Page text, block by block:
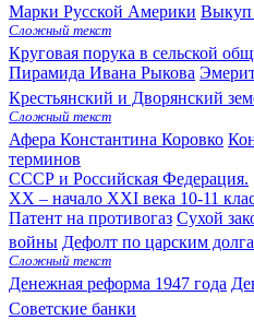
Марки Русской Америки Выкуп
Сложный текст
Круговая порука в сельской
Пирамида Ивана Рыкова
Крестьянский и Дворянский
Сложный текст
Афера Константина Коровко
терминов
СССР и Российская Федерация.
XX – начало XXI века 10-11
Патент на противогаз Сухой
войны Дефолт по царским
Сложный текст
Денежная реформа 1947 года
Советские банки